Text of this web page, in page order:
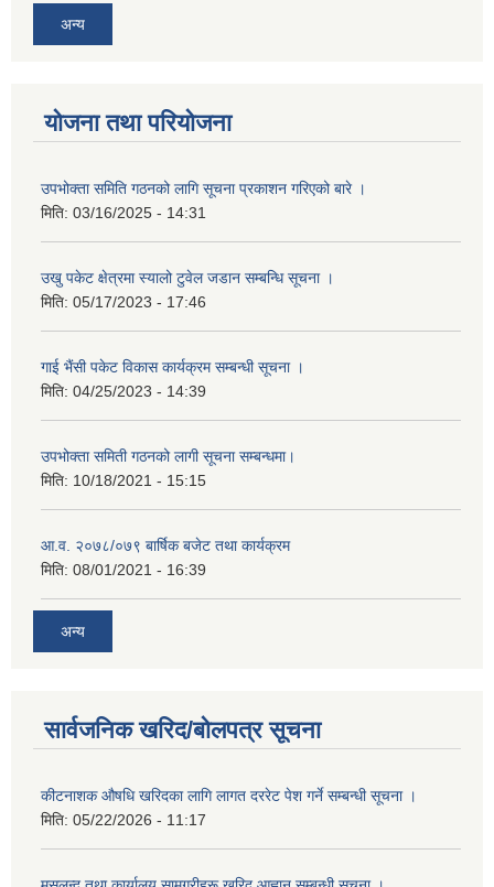
अन्य
योजना तथा परियोजना
उपभोक्ता समिति गठनको लागि सूचना प्रकाशन गरिएको बारे ।
मिति: 03/16/2025 - 14:31
उखु पकेट क्षेत्रमा स्यालो टुवेल जडान सम्बन्धि सूचना ।
मिति: 05/17/2023 - 17:46
गाई भैंसी पकेट विकास कार्यक्रम सम्बन्धी सूचना ।
मिति: 04/25/2023 - 14:39
उपभोक्ता समिती गठनको लागी सूचना सम्बन्धमा।
मिति: 10/18/2021 - 15:15
आ.व. २०७८/०७९ बार्षिक बजेट तथा कार्यक्रम
मिति: 08/01/2021 - 16:39
अन्य
सार्वजनिक खरिद/बोलपत्र सूचना
कीटनाशक औषधि खरिदका लागि लागत दररेट पेश गर्ने सम्बन्धी सूचना ।
मिति: 05/22/2026 - 11:17